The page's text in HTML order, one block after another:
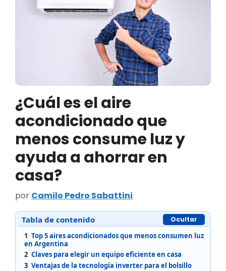
¿Cuál es el aire
acondicionado que
menos consume luz y
ayuda a ahorrar en
casa?
por Camilo Pedro Sabattini
Tabla de contenido Ocultar
1 Top 5 aires acondicionados que menos consumen luz
en Argentina
2 Claves para elegir un equipo eficiente en casa
3 Ventajas de la tecnología inverter para el bolsillo